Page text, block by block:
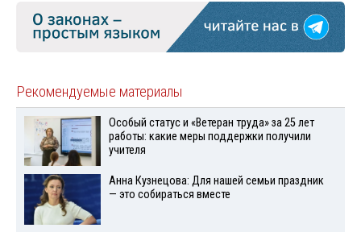
Рекомендуемые материалы
Особый статус и «Ветеран труда» за 25 лет
работы: какие меры поддержки получили
учителя
Анна Кузнецова: Для нашей семьи праздник
— это собираться вместе